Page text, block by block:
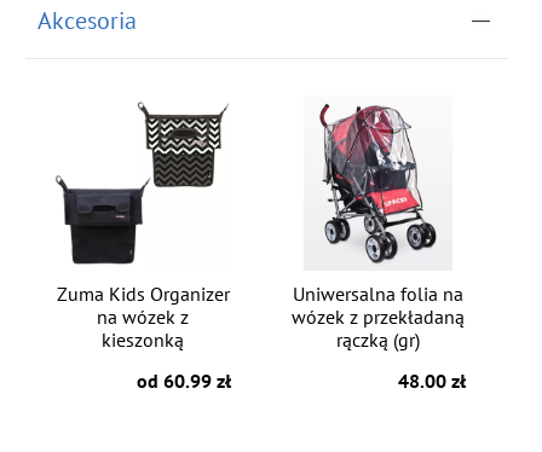
Akcesoria
Zuma Kids Organizer
na wózek z
kieszonką
od 60.99 zł
Uniwersalna folia na
wózek z przekładaną
rączką (gr)
48.00 zł